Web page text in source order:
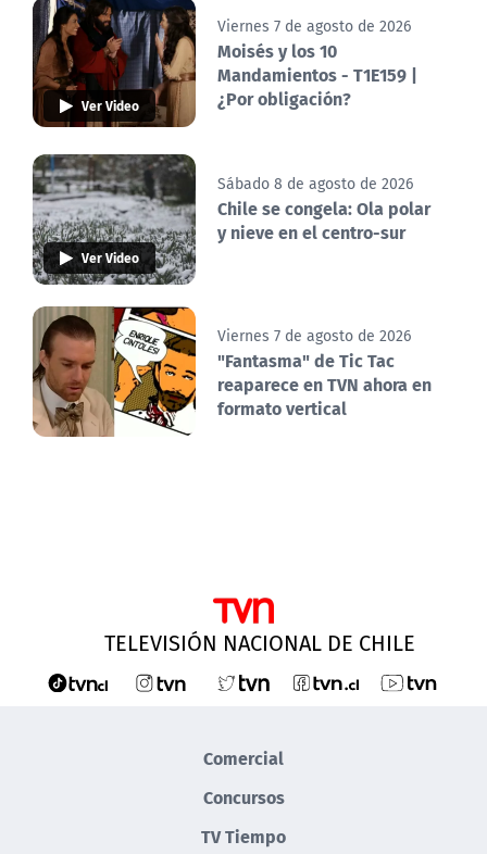
Ver Video
Viernes 7 de agosto de 2026
Moisés y los 10
Mandamientos - T1E159 |
¿Por obligación?
Ver Video
Sábado 8 de agosto de 2026
Chile se congela: Ola polar
y nieve en el centro-sur
Viernes 7 de agosto de 2026
"Fantasma" de Tic Tac
reaparece en TVN ahora en
formato vertical
TELEVISIÓN NACIONAL DE CHILE
Comercial
Concursos
TV Tiempo